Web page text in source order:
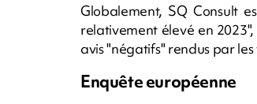
Globalement, SQ Consult
relativement élevé en
avis "négatifs" rendus par
Enquête européenne